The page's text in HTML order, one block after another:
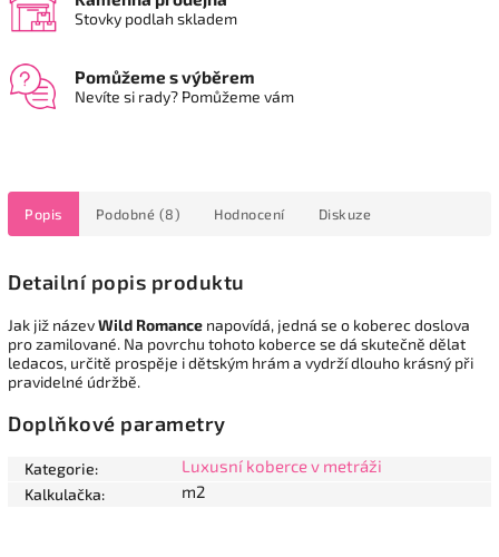
Stovky podlah skladem
Pomůžeme s výběrem
Nevíte si rady? Pomůžeme vám
Popis Podobné (8) Hodnocení Diskuze
Detailní popis produktu
Jak již názevWild Romance napovídá, jedná se o koberec doslova
pro zamilované. Na povrchu tohoto koberce se dá skutečně dělat
ledacos, určitě prospěje i dětským hrám a vydrží dlouho krásný při
pravidelné údržbě.
Doplňkové parametry
Kategorie: Luxusní koberce v metráži
Kalkulačka: m2